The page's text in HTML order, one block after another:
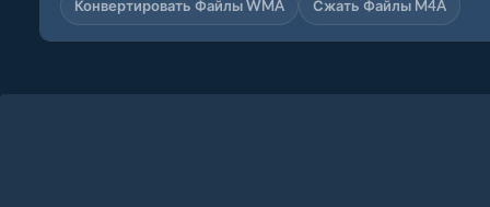
Конвертировать Файлы WMA Сжать Файлы M4A